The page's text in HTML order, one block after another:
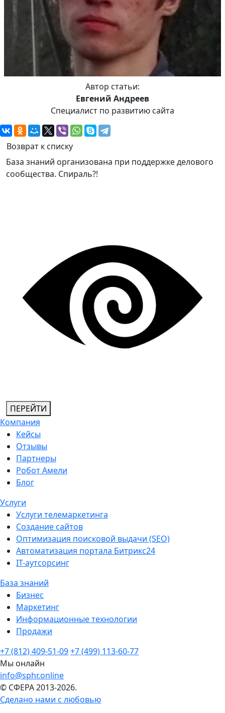
Автор статьи:
Евгений Андреев
Специалист по развитию сайта
Возврат к списку
База знаний организована при поддержке делового
сообщества. Спираль?!
ПЕРЕЙТИ
Компания
Кейсы
Отзывы
Партнеры
Робот Амели
Блог
Услуги
Услуги телемаркетинга
Создание сайтов
Оптимизация поисковой выдачи (SEO)
Автоматизация портала Битрикс24
IT-аутсорсинг
База знаний
Бизнес
Маркетинг
Информационные технологии
Продажи
+7 (812) 409-51-09+7 (499) 113-60-77
Мы онлайн
info@sphr.online
© СФЕРА 2013-2026.
Сделано нами с любовью